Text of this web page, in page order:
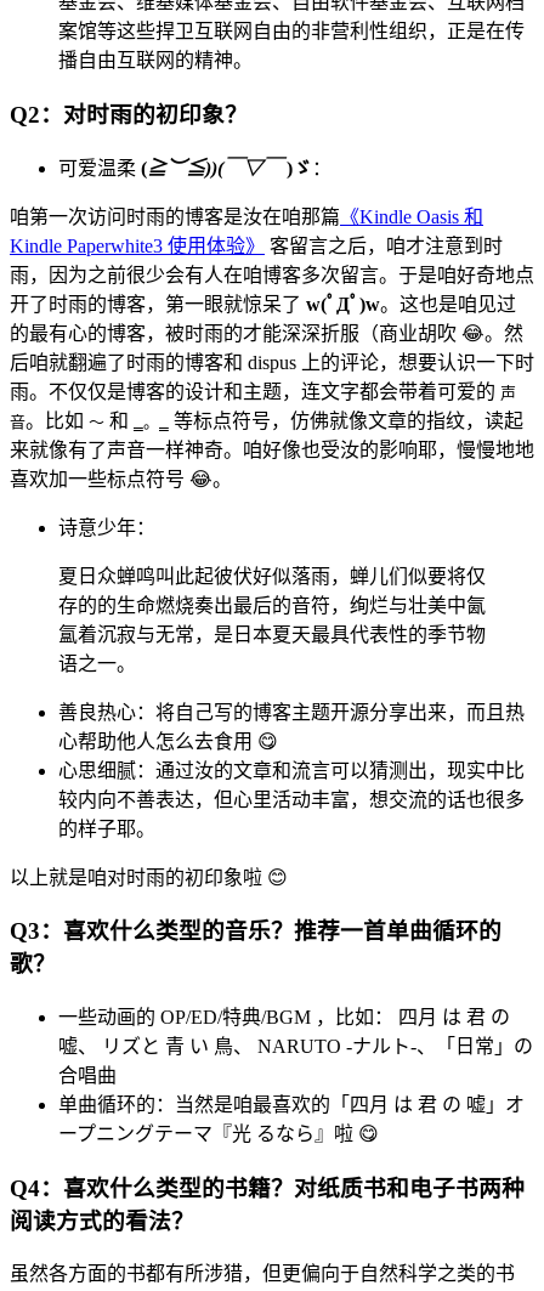
案馆等这些捍卫互联网自由的非营利性组织，正是在传
播自由互联网的精神。
Q2：对时雨的初印象？
可爱温柔 (≧︶≦))(￣▽￣ )ゞ ：
咱第一次访问时雨的博客是汝在咱那篇 《Kindle Oasis 和
Kindle Paperwhite3 使用体验》
客留言之后，咱才注意到时
雨，因为之前很少会有人在咱博客多次留言。于是咱好奇地点
开了时雨的博客，第一眼就惊呆了 w(ﾟДﾟ)w。这也是咱见过
的最有心的博客，被时雨的才能深深折服（商业胡吹 😂。然
后咱就翻遍了时雨的博客和 dispus 上的评论，想要认识一下时
雨。不仅仅是博客的设计和主题，连文字都会带着可爱的 声
音。比如 ～ 和 ‗。‗
等标点符号，仿佛就像文章的指纹，读起
来就像有了声音一样神奇。咱好像也受汝的影响耶，慢慢地地
喜欢加一些标点符号 😂。
诗意少年：
夏日众蝉鸣叫此起彼伏好似落雨，蝉儿们似要将仅
存的的生命燃烧奏出最后的音符，绚烂与壮美中氤
氲着沉寂与无常，是日本夏天最具代表性的季节物
语之一。
善良热心：将自己写的博客主题开源分享出来，而且热
心帮助他人怎么去食用 😋
心思细腻：通过汝的文章和流言可以猜测出，现实中比
较内向不善表达，但心里活动丰富，想交流的话也很多
的样子耶。
以上就是咱对时雨的初印象啦 😊
Q3：喜欢什么类型的音乐？推荐一首单曲循环的
歌？
一些动画的 OP/ED/特典/BGM ，比如： 四月 は 君 の
嘘、 リズと 青 い 鳥、 NARUTO -ナルト-、「日常」の
合唱曲
单曲循环的：当然是咱最喜欢的「四月 は 君 の 嘘」オ
ープニングテーマ『光 るなら』啦 😋
Q4：喜欢什么类型的书籍？对纸质书和电子书两种
阅读方式的看法？
虽然各方面的书都有所涉猎，但更偏向于自然科学之类的书